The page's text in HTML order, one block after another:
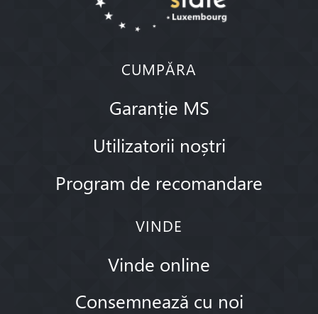
CUMPĂRA
Garanție MS
Utilizatorii noștri
Program de recomandare
VINDE
Vinde online
Consemnează cu noi